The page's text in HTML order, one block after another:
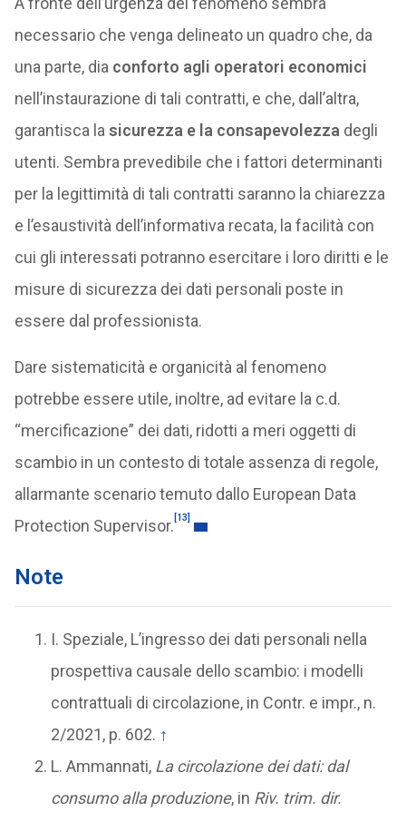
necessario che venga delineato un quadro che, da
una parte, dia conforto agli operatori economici
nell’instaurazione di tali contratti, e che, dall’altra,
garantisca la sicurezza e la consapevolezza degli
utenti. Sembra prevedibile che i fattori determinanti
per la legittimità di tali contratti saranno la chiarezza
e l’esaustività dell’informativa recata, la facilità con
cui gli interessati potranno esercitare i loro diritti e le
misure di sicurezza dei dati personali poste in
essere dal professionista.
Dare sistematicità e organicità al fenomeno
potrebbe essere utile, inoltre, ad evitare la c.d.
“mercificazione” dei dati, ridotti a meri oggetti di
scambio in un contesto di totale assenza di regole,
allarmante scenario temuto dallo European Data
Protection Supervisor. [13]
Note
I. Speziale, L’ingresso dei dati personali nella
prospettiva causale dello scambio: i modelli
contrattuali di circolazione, in Contr. e impr., n.
2/2021, p. 602. ↑
L. Ammannati, La circolazione dei dati: dal
consumo alla produzione, in Riv. trim. dir.